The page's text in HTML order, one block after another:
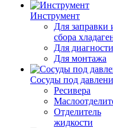
Инструмент
Для заправки
сбора
Для
Для монтажа
Сосуды под
Ресивера
Отделитель
жидкости